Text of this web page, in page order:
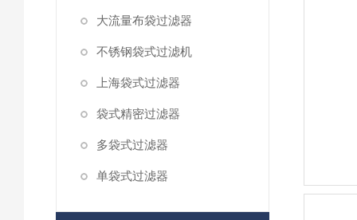
大流量布袋过滤器
不锈钢袋式过滤机
上海袋式过滤器
袋式精密过滤器
多袋式过滤器
单袋式过滤器